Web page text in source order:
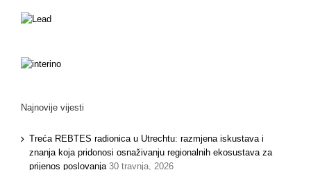
Najnovije vijesti
Treća REBTES radionica u Utrechtu: razmjena iskustava i
znanja koja pridonosi osnaživanju regionalnih ekosustava za
prijenos poslovanja 30 travnja, 2026